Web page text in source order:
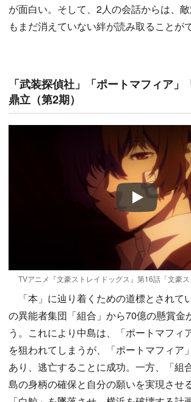
が面白い。そして、2人の会話からは、
もまだ消えていない絆が読み取ることが
「武装探偵社」「ポートマフィア」
鼎立（第2期）
Play
TVアニメ『文豪ストレイドッグス』第16話「文豪
「本」に辿り着くための道標とされて
の異能者集団「組合」から70億の懸賞金
う。これにより中島は、「ポートマフィ
を狙われてしまうが、「ポートマフィア
あり、逃亡することに成功。一方、「組
島の身柄の確保と自分の願いを実現させ